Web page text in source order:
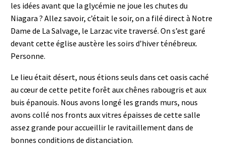
les idées avant que la glycémie ne joue les chutes du
Niagara ? Allez savoir, c’était le soir, on a filé direct à Notre
Dame de La Salvage, le Larzac vite traversé. On s’est garé
devant cette église austère les soirs d’hiver ténébreux.
Personne.
Le lieu était désert, nous étions seuls dans cet oasis caché
au cœur de cette petite forêt aux chênes rabougris et aux
buis épanouis. Nous avons longé les grands murs, nous
avons collé nos fronts aux vitres épaisses de cette salle
assez grande pour accueillir le ravitaillement dans de
bonnes conditions de distanciation.